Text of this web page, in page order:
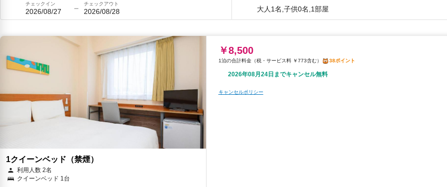
チェックイン
2026/08/27
チェックアウト
2026/08/28 大人1名,子供0名,1部屋
1クイーンベッド（禁煙）
利用人数 2名
クイーンベッド 1台
￥8,500
税・サービス料 ￥773含む 38ポイント
2026年08月24日までキャンセル無料
キャンセルポリシー